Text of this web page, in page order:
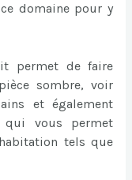
domaine pour y
permet de faire
sombre, voir
et également
qui vous permet
tels que